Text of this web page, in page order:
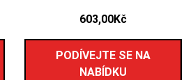
603,00Kč
PODÍVEJTE SE NA
NABÍDKU